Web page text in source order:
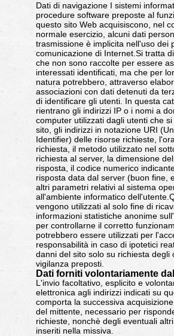
Dati di navigazione I sistemi
procedure software preposte al
questo sito Web acquisiscono, nel
normale esercizio, alcuni dati
trasmissione è implicita nell'uso dei
comunicazione di Internet.Si tratta
che non sono raccolte per essere
interessati identificati, ma che per
natura potrebbero, attraverso
associazioni con dati detenuti da
di identificare gli utenti. In questa
rientrano gli indirizzi IP o i nomi a
computer utilizzati dagli utenti che
sito, gli indirizzi in notazione URI
Identifier) delle risorse richieste,
richiesta, il metodo utilizzato nel
richiesta al server, la dimensione
risposta, il codice numerico
risposta data dal server (buon fine,
altri parametri relativi al sistema
all'ambiente informatico
vengono utilizzati al solo fine di
informazioni statistiche anonime
per controllarne il corretto
potrebbero essere utilizzati per
responsabilità in caso di ipotetici
danni del sito solo su richiesta degli
vigilanza preposti.
Dati forniti volontariamente
L'invio facoltativo, esplicito e
elettronica agli indirizzi indicati su
comporta la successiva
del mittente, necessario per
richieste, nonchè degli eventuali
inseriti nella missiva.